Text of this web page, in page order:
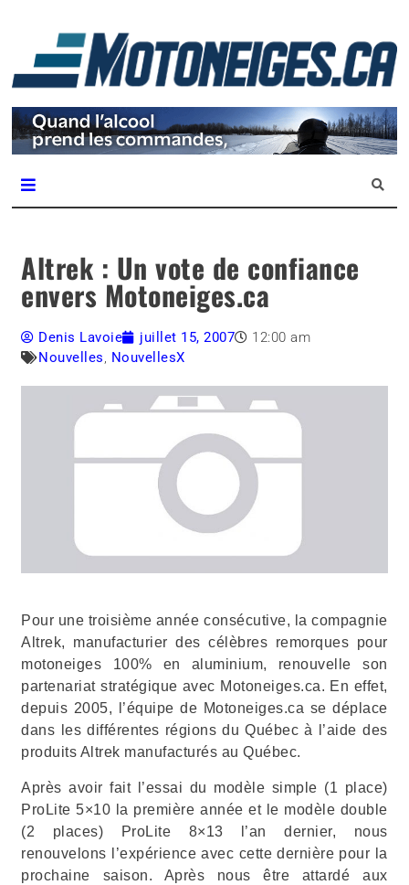
Magazine Motoneiges.ca
Altrek : Un vote de confiance
envers Motoneiges.ca
Denis Lavoie juillet 15, 2007
12:00 am
Nouvelles, NouvellesX
Pour une troisième année consécutive, la compagnie
Altrek, manufacturier des célèbres remorques pour
motoneiges 100% en aluminium, renouvelle son
partenariat stratégique avec Motoneiges.ca. En effet,
depuis 2005, l’équipe de Motoneiges.ca se déplace
dans les différentes régions du Québec à l’aide des
produits Altrek manufacturés au Québec.
Après avoir fait l’essai du modèle simple (1 place)
ProLite 5×10 la première année et le modèle double
(2 places) ProLite 8×13 l’an dernier, nous
renouvelons l’expérience avec cette dernière pour la
prochaine saison. Après nous être attardé aux